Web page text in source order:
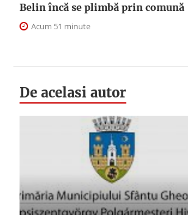
Belin încă se plimbă prin comună
Acum 51 minute
De acelasi autor